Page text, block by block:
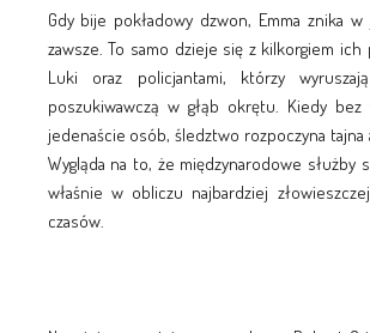
Gdy bije pokładowy dzwon, Emma znika
zawsze. To samo dzieje się z kilkorgiem ich
Luki oraz policjantami, którzy
poszukiwawczą w głąb okrętu. Kiedy bez
jedenaście osób, śledztwo rozpoczyna tajna
Wygląda na to, że międzynarodowe służby
właśnie w obliczu najbardziej
czasów.